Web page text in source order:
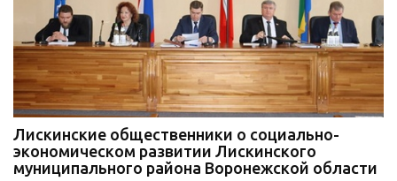
Лискинские общественники о социально-
экономическом развитии Лискинского
муниципального района Воронежской области